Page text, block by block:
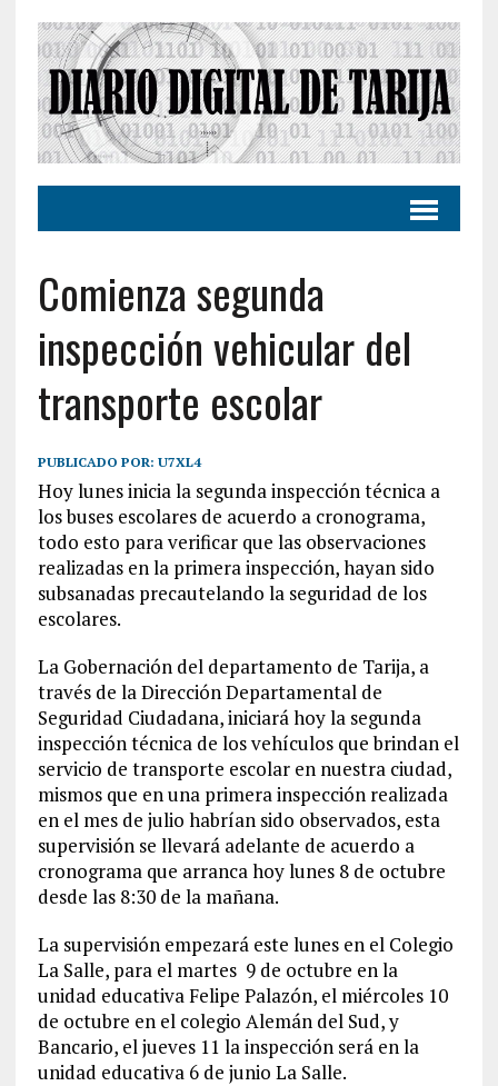
Comienza segunda
inspección vehicular del
transporte escolar
PUBLICADO POR: U7XL4
Hoy lunes inicia la segunda inspección técnica a
los buses escolares de acuerdo a cronograma,
todo esto para verificar que las observaciones
realizadas en la primera inspección, hayan sido
subsanadas precautelando la seguridad de los
escolares.
La Gobernación del departamento de Tarija, a
través de la Dirección Departamental de
Seguridad Ciudadana, iniciará hoy la segunda
inspección técnica de los vehículos que brindan el
servicio de transporte escolar en nuestra ciudad,
mismos que en una primera inspección realizada
en el mes de julio habrían sido observados, esta
supervisión se llevará adelante de acuerdo a
cronograma que arranca hoy lunes 8 de octubre
desde las 8:30 de la mañana.
La supervisión empezará este lunes en el Colegio
La Salle, para el martes 9 de octubre en la
unidad educativa Felipe Palazón, el miércoles 10
de octubre en el colegio Alemán del Sud, y
Bancario, el jueves 11 la inspección será en la
unidad educativa 6 de junio La Salle.